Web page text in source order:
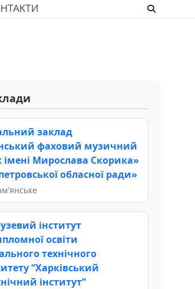
заклад
фаховий музичний
Мирослава Скорика»
обласної ради»
інститут
освіти
технічного
“Харківський
інститут”